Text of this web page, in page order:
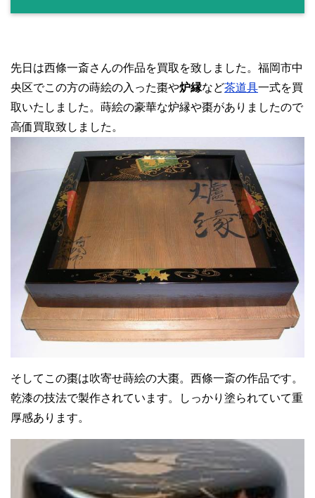
先日は西條一斎さんの作品を買取を致しました。福岡市中
央区でこの方の蒔絵の入った棗や炉縁など茶道具一式を買
取いたしました。蒔絵の豪華な炉縁や棗がありましたので
高価買取致しました。
そしてこの棗は吹寄せ蒔絵の大棗。西條一斎の作品です。
乾漆の技法で製作されています。しっかり塗られていて重
厚感あります。